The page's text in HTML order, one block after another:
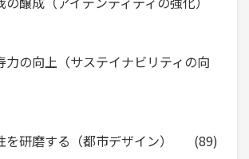
力の向上（サステイナビリティの向
研磨する（都市デザイン）
(89)